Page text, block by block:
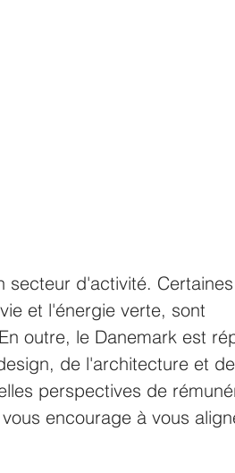
d'activité.
et l'énergie verte, sont
outre, le Danemark est
de l'architecture et
perspectives de
encourage à vous